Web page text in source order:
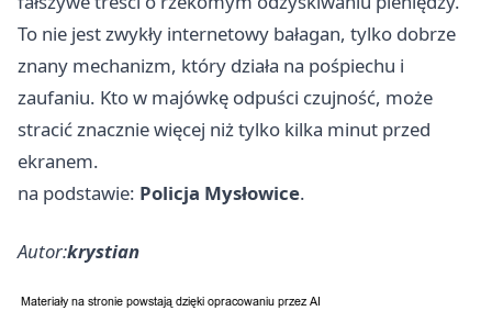
To nie jest zwykły internetowy bałagan, tylko dobrze
znany mechanizm, który działa na pośpiechu i
zaufaniu. Kto w majówkę odpuści czujność, może
stracić znacznie więcej niż tylko kilka minut przed
ekranem.
na podstawie: Policja Mysłowice.
Autor:krystian